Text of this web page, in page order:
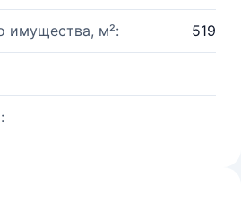
имущества, м²: 519